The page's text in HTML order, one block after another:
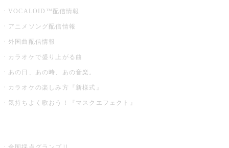
VOCALOID™配信情報
アニメソング配信情報
外国曲配信情報
カラオケで盛り上がる曲
あの日、あの時、あの音楽。
カラオケの楽しみ方『新様式』
気持ちよく歌おう！『マスクエフェクト』